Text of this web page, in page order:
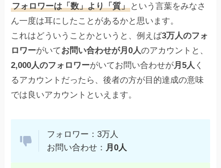
フォロワーは「数」より「質」 という言葉をみなさ
ん一度は耳にしたことがあるかと思います。
これはどういうことかというと、例えば3万人のフォ
ロワーがいてお問い合わせが月0人のアカウントと、
2,000人のフォロワーがいてお問い合わせが月5人 く
るアカウントだったら、後者の方が目的達成の意味
では良いアカウントといえます。
フォロワー：3万人
お問い合わせ： 月0人